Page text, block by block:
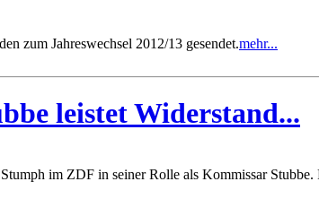
zum Jahreswechsel 2012/13 gesendet.mehr...
leistet Widerstand...
im ZDF in seiner Rolle als Kommissar